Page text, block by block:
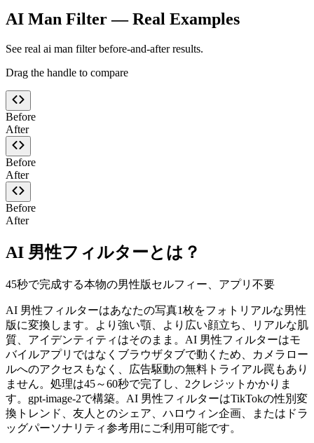
AI Man Filter — Real Examples
See real ai man filter before-and-after results.
Drag the handle to compare
Before
After
Before
After
Before
After
AI 男性フィルターとは？
45秒で完成する本物の男性版セルフィー、アプリ不要
AI 男性フィルターはあなたの写真1枚をフォトリアルな男性
版に変換します。より強い顎、より広い顔立ち、リアルな肌
質、アイデンティティはそのまま。AI 男性フィルターはモ
バイルアプリではなくブラウザタブで動くため、カメラロー
ルへのアクセスもなく、広告駆動の無料トライアル罠もあり
ません。処理は45～60秒で完了し、2クレジットかかりま
す。gpt-image-2で構築。AI 男性フィルターはTikTokの性別変
換トレンド、友人とのシェア、ハロウィン企画、またはドラ
ッグパーソナリティ参考用にご利用可能です。